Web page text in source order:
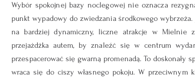
Wybór spokojnej bazy noclegowej nie oznacza
punkt wypadowy do zwiedzania środkowego
na bardziej dynamiczny, liczne atrakcje w
przejażdżka autem, by znaleźć się w centrum
przespacerować się gwarną promenadą. To
wraca się do ciszy własnego pokoju. W